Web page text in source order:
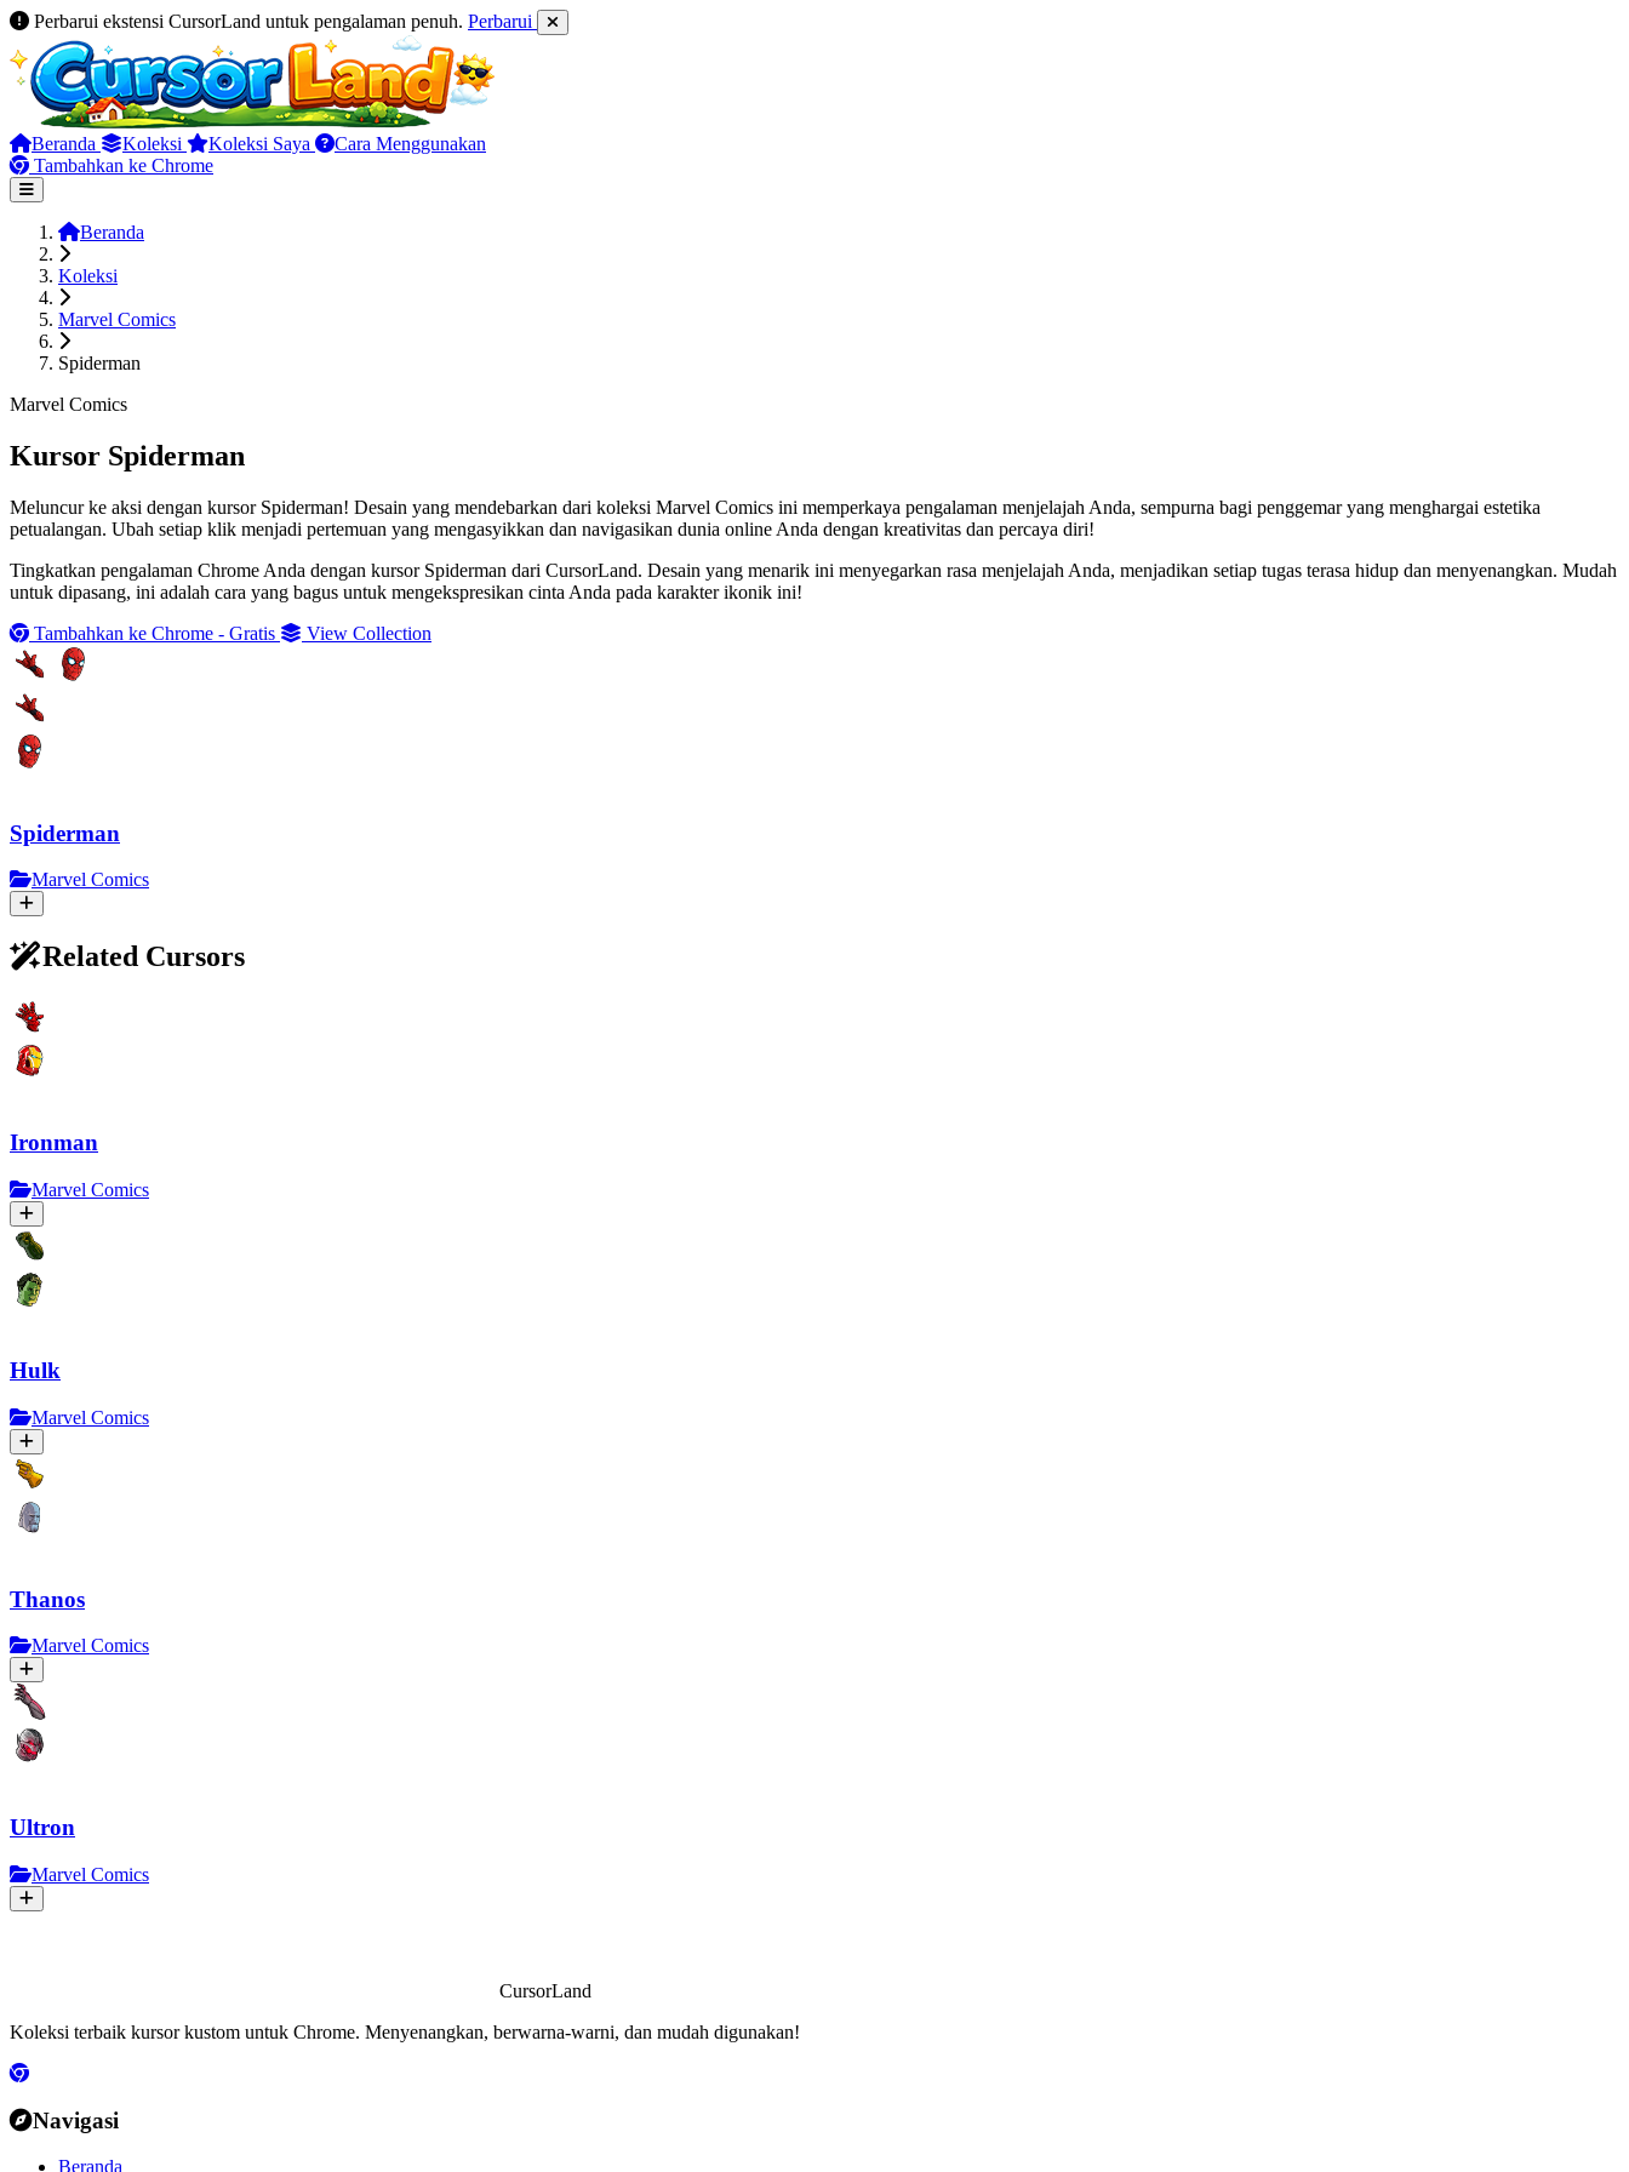
Perbarui ekstensi CursorLand untuk pengalaman penuh. Perbarui
Beranda Koleksi Koleksi Saya
Cara Menggunakan
Tambahkan ke Chrome
Beranda
Koleksi
Marvel Comics
Spiderman
Marvel Comics
Kursor Spiderman
Meluncur ke aksi dengan kursor Spiderman! Desain yang mendebarkan dari koleksi Marvel Comics ini memperkaya pengalaman menjelajah Anda, sempurna bagi penggemar yang menghargai estetika
petualangan. Ubah setiap klik menjadi pertemuan yang mengasyikkan dan navigasikan dunia online Anda dengan kreativitas dan percaya diri!
Tingkatkan pengalaman Chrome Anda dengan kursor Spiderman dari CursorLand. Desain yang menarik ini menyegarkan rasa menjelajah Anda, menjadikan setiap tugas terasa hidup dan menyenangkan. Mudah
untuk dipasang, ini adalah cara yang bagus untuk mengekspresikan cinta Anda pada karakter ikonik ini!
Tambahkan ke Chrome - Gratis
View Collection
Spiderman
Marvel Comics
Related Cursors
Ironman
Marvel Comics
Hulk
Marvel Comics
Thanos
Marvel Comics
Ultron
Marvel Comics
CursorLand
Koleksi terbaik kursor kustom untuk Chrome. Menyenangkan, berwarna-warni, dan mudah digunakan!
Navigasi
Beranda